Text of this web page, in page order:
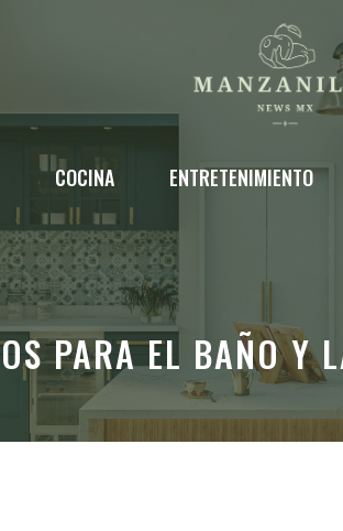
COCINA ENTRETENIMIENTO
PARA EL BAÑO Y